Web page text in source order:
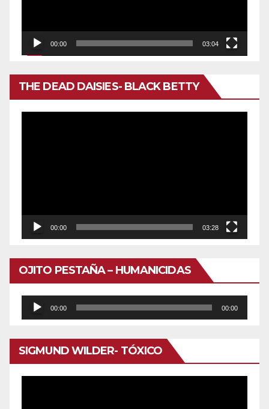
00:00 03:04
THE DEAD DAISIES- BLACK BETTY
00:00 03:28
OJITO PESTAÑA – HUMANICIDAS
Reproductor
de
audio
00:00 00:00
SIGMUND WILDER- TÓXICO